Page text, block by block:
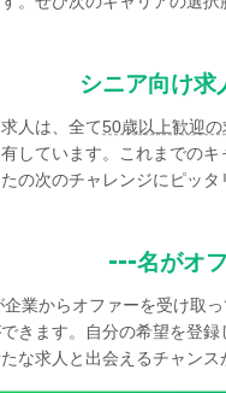
シニア向け求
人は、全て50歳以上歓迎の
しています。これまでのキ
の次のチャレンジにピッタ
---名がオ
業からオファーを受け取
きます。自分の希望を登
な求人と出会えるチャンス